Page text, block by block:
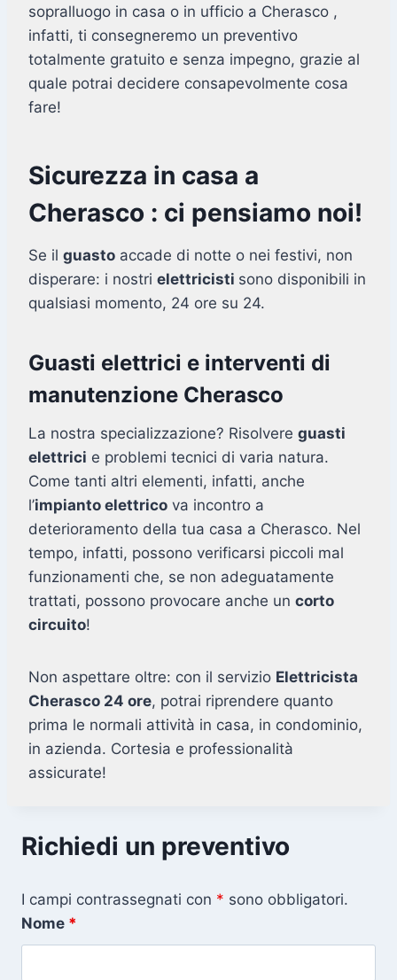
sopralluogo in casa o in ufficio a Cherasco ,
infatti, ti consegneremo un preventivo
totalmente gratuito e senza impegno, grazie al
quale potrai decidere consapevolmente cosa
fare!
Sicurezza in casa a
Cherasco : ci pensiamo noi!
Se il guasto accade di notte o nei festivi, non
disperare: i nostri elettricisti sono disponibili in
qualsiasi momento, 24 ore su 24.
Guasti elettrici e interventi di
manutenzione Cherasco
La nostra specializzazione? Risolvere guasti
elettrici e problemi tecnici di varia natura.
Come tanti altri elementi, infatti, anche
l’impianto elettrico va incontro a
deterioramento della tua casa a Cherasco. Nel
tempo, infatti, possono verificarsi piccoli mal
funzionamenti che, se non adeguatamente
trattati, possono provocare anche un corto
circuito!
Non aspettare oltre: con il servizio Elettricista
Cherasco 24 ore, potrai riprendere quanto
prima le normali attività in casa, in condominio,
in azienda. Cortesia e professionalità
assicurate!
Richiedi un preventivo
I campi contrassegnati con * sono obbligatori.
Nome *